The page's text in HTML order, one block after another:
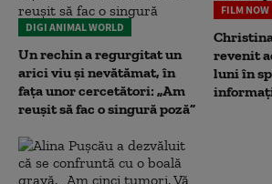
DIGI ANIMAL WORLD
Un rechin a regurgitat un
arici viu și nevătămat, în
fața unor cercetători: „Am
reușit să fac o singură poză”
FILM NOW
revenit
luni în